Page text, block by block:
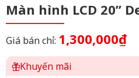
Màn hình LCD 20”
Giá bán chỉ: 1,300,000₫
Khuyến mãi